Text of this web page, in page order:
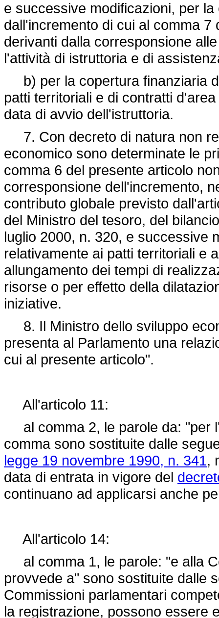
e successive modificazioni, per
dall'incremento di cui al comma
derivanti dalla corresponsione
l'attività di istruttoria e di
b) per la copertura finanziaria
patti territoriali e di contratti
data di avvio dell'istruttoria.
7. Con decreto di natura non
economico sono determinate le
comma 6 del presente articolo
corresponsione dell'incremento,
contributo globale previsto
del Ministro del tesoro, del
luglio 2000, n. 320, e successive
relativamente ai patti territoriali e
allungamento dei tempi di
risorse o per effetto della
iniziative.
8. Il Ministro dello sviluppo
presenta al Parlamento una
cui al presente articolo".
All'articolo 11:
al comma 2, le parole da: "per
comma sono sostituite dalle
legge 19 novembre 1990, n. 341,
data di entrata in vigore del
continuano ad applicarsi anche
All'articolo 14:
al comma 1, le parole: "e alla
provvede a" sono sostituite dalle
Commissioni parlamentari
la registrazione, possono essere